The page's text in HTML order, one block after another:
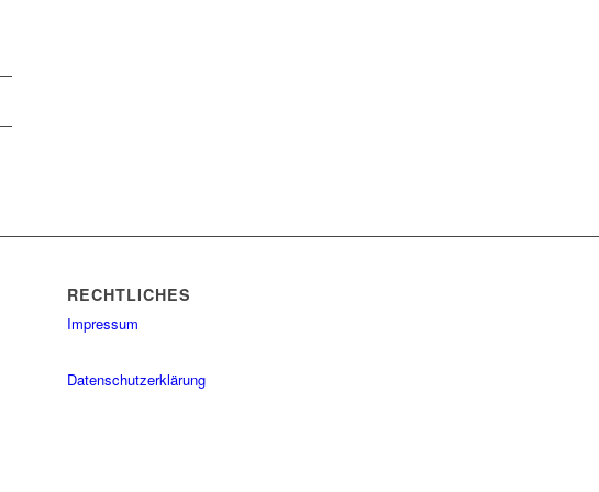
RECHTLICHES
Impressum
Datenschutzerklärung